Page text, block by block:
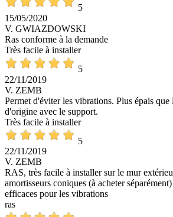
5
15/05/2020
V. GWIAZDOWSKI
Ras conforme à la demande
Très facile à installer
5
22/11/2019
V. ZEMB
Permet d'éviter les vibrations. Plus épais que
d'origine avec le support.
Très facile à installer
5
22/11/2019
V. ZEMB
RAS, très facile à installer sur le mur
amortisseurs coniques (à acheter
efficaces pour les vibrations
ras